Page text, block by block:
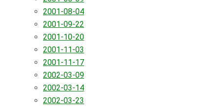
2001-08-04
2001-09-22
2001-10-20
2001-11-03
2001-11-17
2002-03-09
2002-03-14
2002-03-23